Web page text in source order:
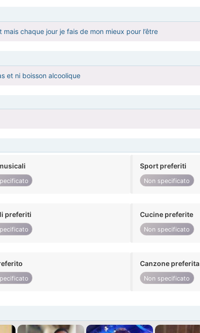
chaque jour je fais de mon mieux pour l’être
et ni boisson alcoolique
Sport preferiti
Non specificato
preferiti Cucine preferite
Non specificato
Canzone preferita
Non specificato